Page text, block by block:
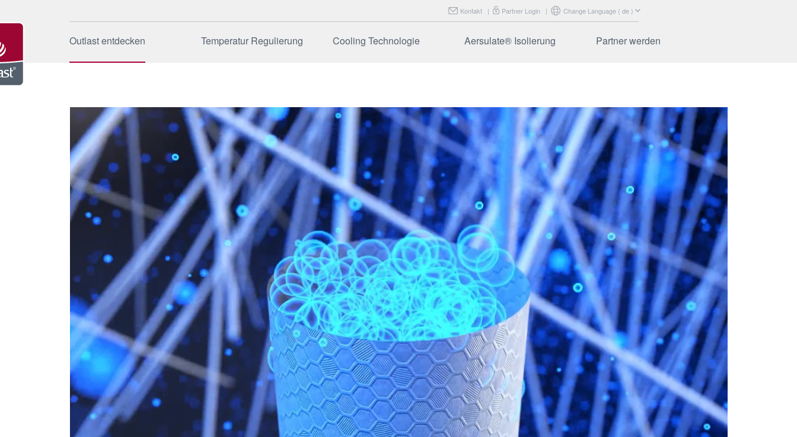
Kontakt | Partner Login | Change Language ( de )
Outlast entdecken
Unternehmen
Nachhaltigkeit
Blog
Temperatur Regulierung
Anwendungsverfahren
Xelerate
Qualität & Tests
FAQ
Cooling Technologie Aersulate® Isolierung
FAQ
Partner werden
Schulung
Partner Login